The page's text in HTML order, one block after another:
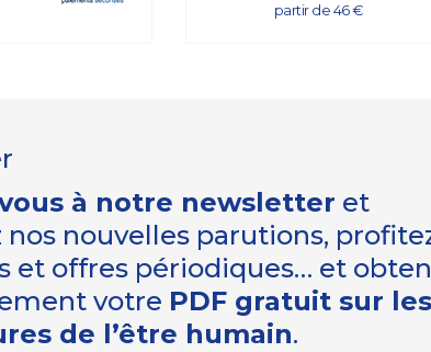
partir de 46 €
à notre newsletter et
nos nouvelles parutions,
et offres périodiques… et
votre PDF gratuit sur les
de l’être humain.